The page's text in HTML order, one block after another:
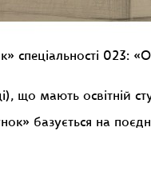
спеціальності 023:
що мають освітній
базується на